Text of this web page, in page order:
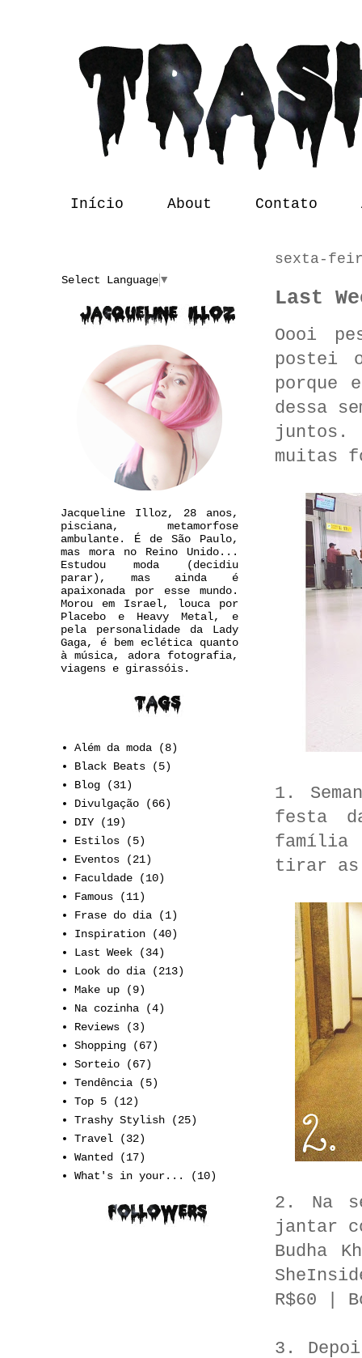
Início About Contato
sexta-
Last
Oooi
postei
porque
dessa
juntos.
muitas
1.
festa
família
tirar as
2. Na
jantar
Budha
R$60 |
3.
Select Language▼
Jacqueline Illoz, 28 anos,
pisciana, metamorfose
ambulante. É de São Paulo,
mas mora no Reino Unido...
Estudou moda (decidiu
parar), mas ainda é
apaixonada por esse mundo.
Morou em Israel, louca por
Placebo e Heavy Metal, e
pela personalidade da Lady
Gaga, é bem eclética quanto
à música, adora fotografia,
viagens e girassóis.
Além da moda
(8)
Black Beats
(5)
Blog
(31)
Divulgação
(66)
DIY
(19)
Estilos
(5)
Eventos
(21)
Faculdade
(10)
Famous
(11)
Frase do dia
(1)
Inspiration
(40)
Last Week
(34)
Look do dia
(213)
Make up
(9)
Na cozinha
(4)
Reviews
(3)
Shopping
(67)
Sorteio
(67)
Tendência
(5)
Top 5
(12)
Trashy Stylish
(25)
Travel
(32)
Wanted
(17)
What's in your...
(10)